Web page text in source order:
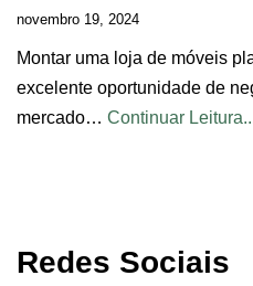
novembro 19, 2024
Montar uma loja de móveis
excelente oportunidade de
mercado… Continuar
Redes Sociais